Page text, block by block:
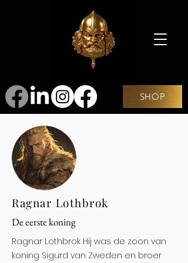
SHOP
Ragnar Lothbrok
De eerste koning
Ragnar Lothbrok Hij was de zoon van
koning Sigurd van Zweden en broer